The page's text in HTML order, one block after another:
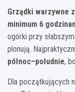
Grządki warzywne
minimum 6
ogórki przy
plonują.
północ–południe,
Dla początkujących